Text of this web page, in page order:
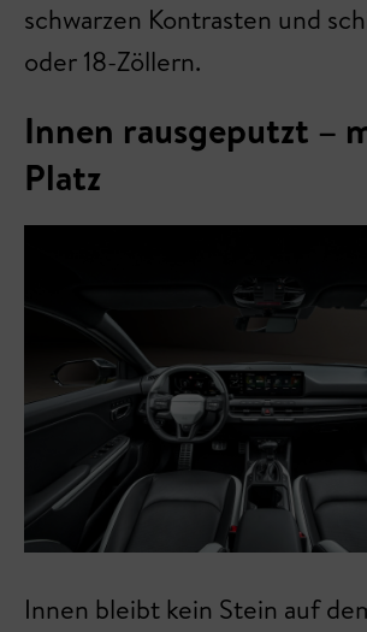
schwarzen Kontrasten und
oder 18-Zöllern.
Innen rausgeputzt –
Platz
Innen bleibt kein Stein auf